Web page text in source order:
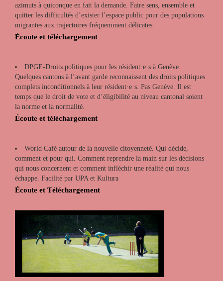
azimuts à quiconque en fait la demande. Faire sens, ensemble et
quitter les difficultés d’exister l’espace public pour des populations
migrantes aux trajectoires fréquemment délicates.
Écoute et téléchargement
DPGE-Droits politiques pour les résident·e·s à Genève.
Quelques cantons à l’avant garde reconnaissent des droits politiques
complets inconditionnels à leur résident·e·s. Pas Genève. Il est
temps que le droit de vote et d’éligibilité au niveau cantonal soient
la norme et la normalité.
Écoute et téléchargement
World Café autour de la nouvelle citoyenneté. Qui décide,
comment et pour qui. Comment reprendre la main sur les décisions
qui nous concernent et comment infléchir une réalité qui nous
échappe. Facilité par UPA et Kultura
Écoute et Téléchargement